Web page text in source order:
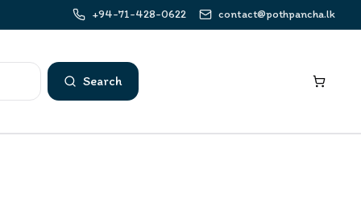
+94-71-428-0622 contact@pothpancha.lk
Search